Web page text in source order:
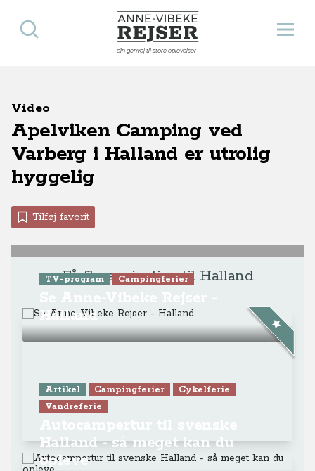
Anne-Vibeke Rejser
din genvej til store oplevelser
Åbn
Søg
Video
Apelviken Camping ved
Varberg i Halland er utrolig
hyggelig
Tilføj favorit
Få flere rejsetips til Halland
TV-program Campingferier
Halland
Artikel Campingferier
Cykelferie
Vandreferie
Halland - så meget kan du
opleve